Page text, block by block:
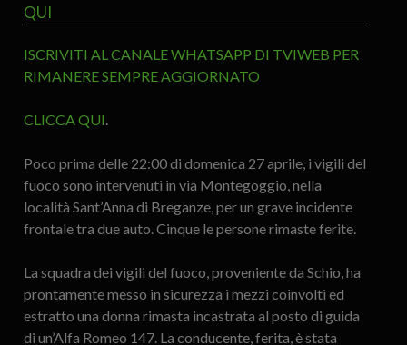
QUI
ISCRIVITI AL CANALE WHATSAPP DI TVIWEB PER
RIMANERE SEMPRE AGGIORNATO
CLICCA QUI.
Poco prima delle 22:00 di domenica 27 aprile, i vigili del
fuoco sono intervenuti in via Montegoggio, nella
località Sant’Anna di Breganze, per un grave incidente
frontale tra due auto. Cinque le persone rimaste ferite.
La squadra dei vigili del fuoco, proveniente da Schio, ha
prontamente messo in sicurezza i mezzi coinvolti ed
estratto una donna rimasta incastrata al posto di guida
di un’Alfa Romeo 147. La conducente, ferita, è stata